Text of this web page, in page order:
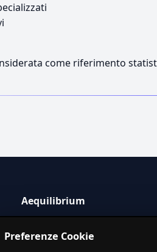
come riferimento
Aequilibrium
servizi in Italia.
Preferenze Cookie